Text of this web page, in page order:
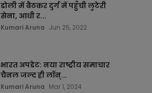
डोली में बैठकर दुर्ग में पहुँची लुटेरी
सेना, आधी र...
Kumari Aruna Jun 25, 2022
भारत अपडेट: नया राष्ट्रीय समाचार
चैनल जल्द ही लॉन्...
Kumari Aruna Mar 1, 2024